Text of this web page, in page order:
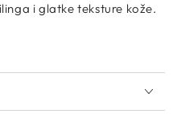
i glatke teksture kože.